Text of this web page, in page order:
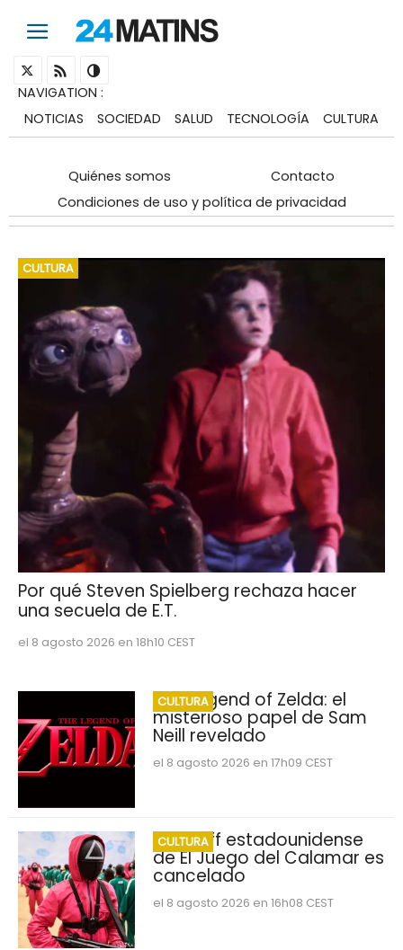
NAVIGATION :
NOTICIAS
SOCIEDAD SALUD TECNOLOGÍA CULTURA
Quiénes somos
Contacto
Condiciones de uso y política de privacidad
CULTURA
Por qué Steven Spielberg rechaza hacer
una secuela de E.T.
el 8 agosto 2026 en 18h10 CEST
CULTURA
The Legend of Zelda: el
misterioso papel de Sam
Neill revelado
el 8 agosto 2026 en 17h09 CEST
CULTURA
Spin-off estadounidense
de El Juego del Calamar es
cancelado
el 8 agosto 2026 en 16h08 CEST